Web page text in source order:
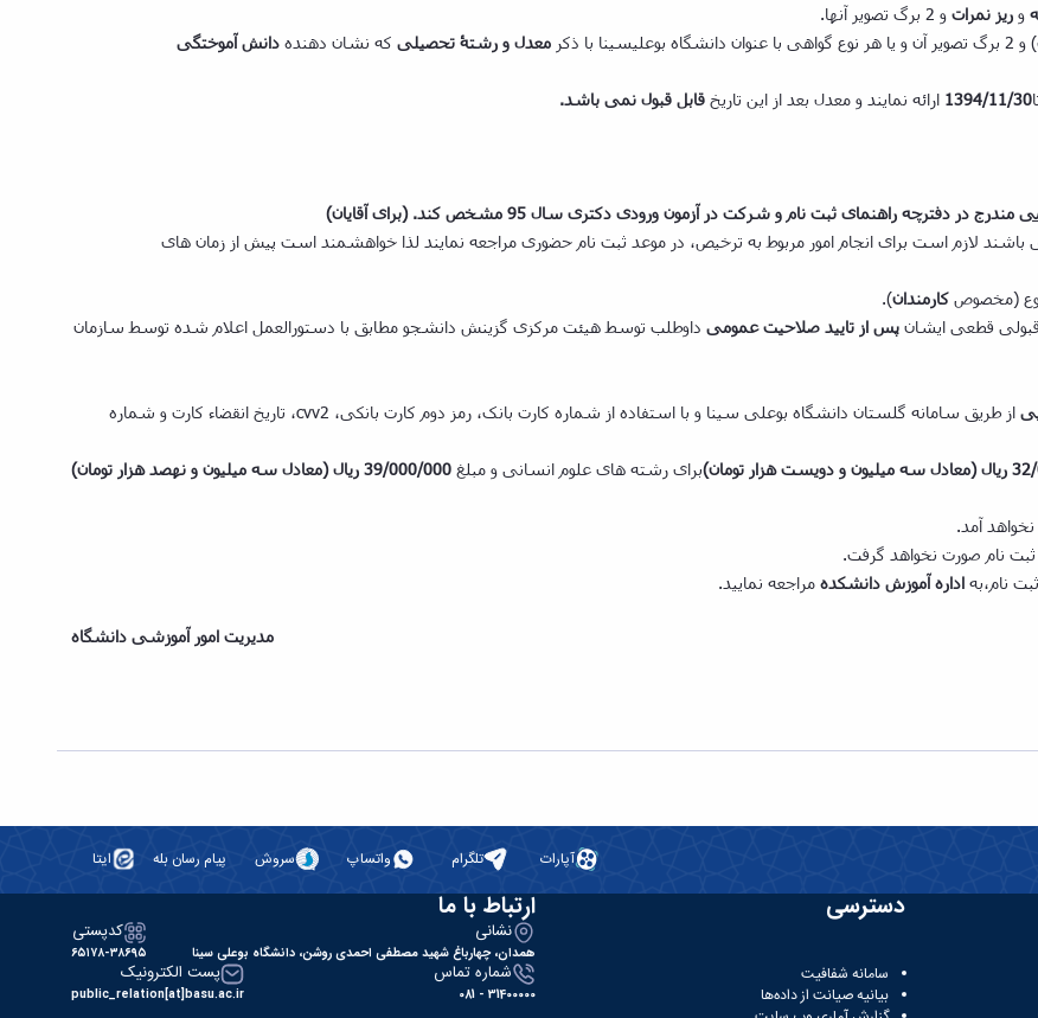
و ریز نمرات و 2 برگ تصویر آنها.
با ذکر معدل و رشتۀ تحصیلی که نشان­ دهنده دانش­ آموختگی
1394/11/30 ارائه نمایند و معدل بعد از این تاریخ قابل قبول نمی باشد.
مندرج در دفترچه راهنمای ثبت­ نام و شرکت در آزمون ورودی دکتری سال 95 مشخص کند. (برای آقایان)
لازم است برای انجام امور مربوط به ترخیص، در موعد ثبت نام حضوری مراجعه نمایند لذا خواهشمند است پیش از زمان­ های
(مخصوص کارمندان).
قطعی ایشان پس از تایید صلاحیت عمومی داوطلب توسط هیئت مرکزی گزینش دانشجو مطابق با دستورالعمل اعلام­ شده توسط سازمان
از طریق سامانه گلستان دانشگاه بوعلی سینا و با استفاده از شماره کارت بانک، رمز دوم کارت بانکی، cvv2، تاریخ انقضاء کارت و شماره
ریال (معادل سه میلیون و دویست هزار تومان)برای رشته­ های علوم انسانی و مبلغ 39/000/000 ریال (معادل سه میلیون و نهصد هزار تومان)
آمد.
نام صورت نخواهد گرفت.
نام،به اداره آموزش دانشکده مراجعه نمایید.
مدیریت امور آموزشی دانشگاه
آپارات تلگرام واتساپ سروش پیام رسان بله ایتا
دسترسی
سامانه شفافیت
بیانیه صیانت از داده‌ها
ارتباط با ما
نشانی
همدان، چهارباغ شهید مصطفی احمدی روشن، دانشگاه بوعلی سینا
کدپستی
۶۵۱۷۸-۳۸۶۹۵
شماره تماس
31400000 - 081
پست الکترونیک
public_relation[at]basu.ac.ir